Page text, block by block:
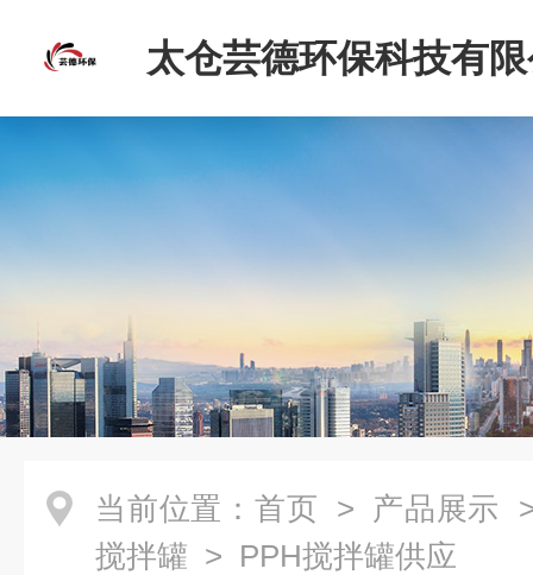
太仓芸德环保科技有
当前位置： 首页 > 产品展示
搅拌罐 > PPH搅拌罐供应